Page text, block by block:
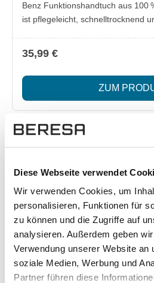
Diese Webseite verwendet
Wir verwenden Cookies, um
personalisieren, Funktionen für
zu können und die Zugriffe auf
analysieren. Außerdem geben
Verwendung unserer Website an
soziale Medien, Werbung und
Partner führen diese
Benz Funktionshandtuch aus 100
ist pflegeleicht, schnelltrocknend
Lieferumfang: 1x Mercedes-Benz Funktionshandtuch
türkis, ca. 120 x 60 cm Besonderheiten: Hergestellt aus
100 % recyceltem Polyester Schwarze Kettelnaht als
stilvoller Kontrast Elastisches schwarzes Aufhängeband für
dezentes Designhighlight Pflegeleicht, schnelltrocknend
35,99 €
ZUM